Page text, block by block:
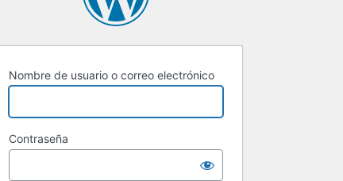
Nombre de usuario o correo electrónico
Contraseña